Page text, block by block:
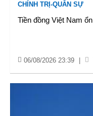
CHÍNH TRỊ-QUÂN SỰ
Tiền đồng Việt Nam
06/08/2026 23:39